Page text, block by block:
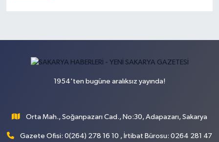
1954'ten bugüne aralıksız yayında!
Orta Mah., Soğanpazarı Cad., No:30, Adapazarı, Sakarya
Gazete Ofisi: 0(264) 278 16 10 , İrtibat Bürosu: 0264 281 47